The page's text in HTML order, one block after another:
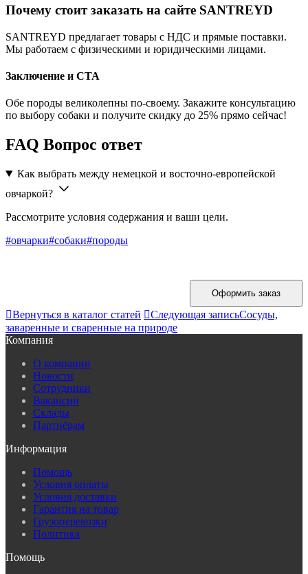
Почему стоит заказать на сайте SANTREYD
SANTREYD предлагает товары с НДС и прямые поставки.
Мы работаем с физическими и юридическими лицами.
Заключение и CTA
Обе породы великолепны по-своему. Закажите консультацию
по выбору собаки и получите скидку до 25% прямо сейчас!
FAQ Вопрос ответ
Как выбрать между немецкой и восточно-европейской
овчаркой?
Рассмотрите условия содержания и ваши цели.
#овчарки#собаки#породы
Оформить заказ
Вернуться в каталог статей Следующая записьСосуды,
заваренные и сваренные на природе
Компания
О компании
Новости
Сотрудники
Вакансии
Склады
Партнёрам
Информация
Помощь
Условия оплаты
Условия доставки
Гарантия на товар
Грузоперевозки
Политика
Помощь